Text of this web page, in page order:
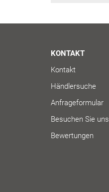
KONTAKT
Kontakt
Händlersuche
Anfrageformular
Besuchen Sie uns
Bewertungen